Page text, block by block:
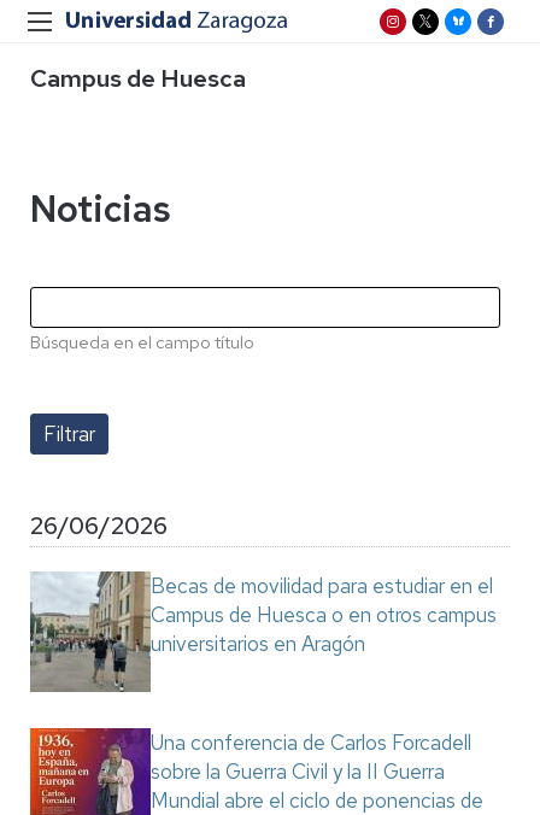
Campus de Huesca
Noticias
Búsqueda en el campo título
26/06/2026
Becas de movilidad para estudiar en el
Campus de Huesca o en otros campus
universitarios en Aragón
Una conferencia de Carlos Forcadell
sobre la Guerra Civil y la II Guerra
Mundial abre el ciclo de ponencias de